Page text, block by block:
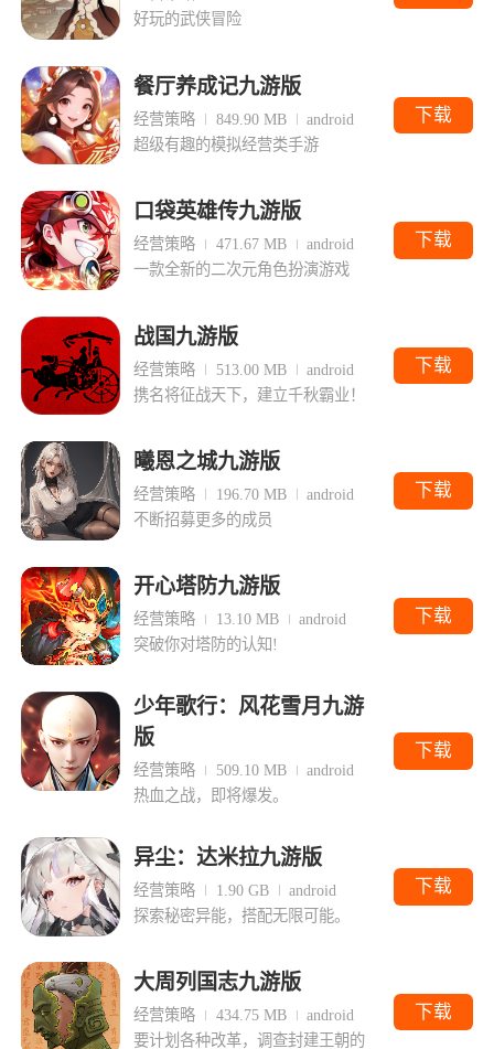
好玩的武侠冒险
餐厅养成记九游版
经营策略 849.90 MB
android
超级有趣的模拟经营类手游
下载
口袋英雄传九游版
经营策略 471.67 MB
android
一款全新的二次元角色扮演游戏
下载
战国九游版
经营策略 513.00 MB
android
携名将征战天下，建立千秋霸业！
下载
曦恩之城九游版
经营策略 196.70 MB
android
不断招募更多的成员
下载
开心塔防九游版
经营策略 13.10 MB
android
突破你对塔防的认知!
下载
少年歌行：风花雪月九游
版
经营策略 509.10 MB
android
热血之战，即将爆发。
下载
异尘：达米拉九游版
经营策略 1.90 GB
android
探索秘密异能，搭配无限可能。
下载
大周列国志九游版
经营策略 434.75 MB
android
要计划各种改革，调查封建王朝的
下载